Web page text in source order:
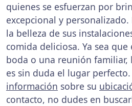
quienes se esfuerzan por
excepcional y
la belleza de sus
comida deliciosa. Ya sea
boda o una reunión familiar,
es sin duda el lugar
información sobre su
contacto, no dudes en